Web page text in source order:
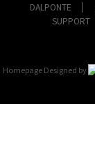
DALPONTE
SUPPORT
Homepage Designed by